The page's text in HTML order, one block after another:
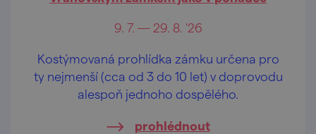
9. 7. — 29. 8. '26
Kostýmovaná prohlídka zámku určena pro
ty nejmenší (cca od 3 do 10 let) v doprovodu
alespoň jednoho dospělého.
prohlédnout